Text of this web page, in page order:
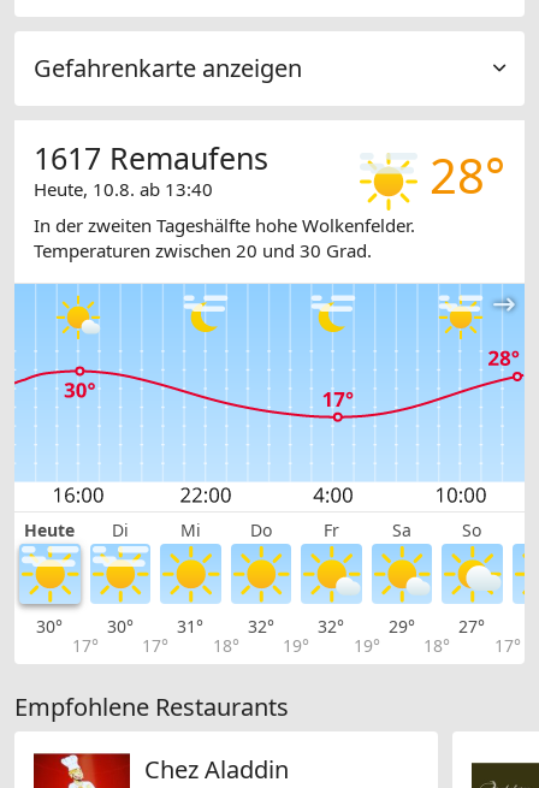
Gefahrenkarte anzeigen
28°
1617 Remaufens
Heute, 10.8. ab 13:40
In der zweiten Tageshälfte hohe Wolkenfelder.
Temperaturen zwischen 20 und 30 Grad.
Heute Di Mi Do Fr Sa So
30°
17°
30°
17°
31°
18°
32°
19°
32°
19°
29°
18°
27°
17°
Empfohlene Restaurants
Chez Aladdin